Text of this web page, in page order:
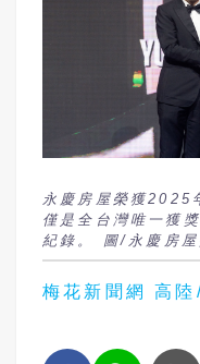
永慶房屋榮獲2025
僅是全台灣唯一獲
紀錄。 圖/永慶房屋
梅花新聞網 高陸